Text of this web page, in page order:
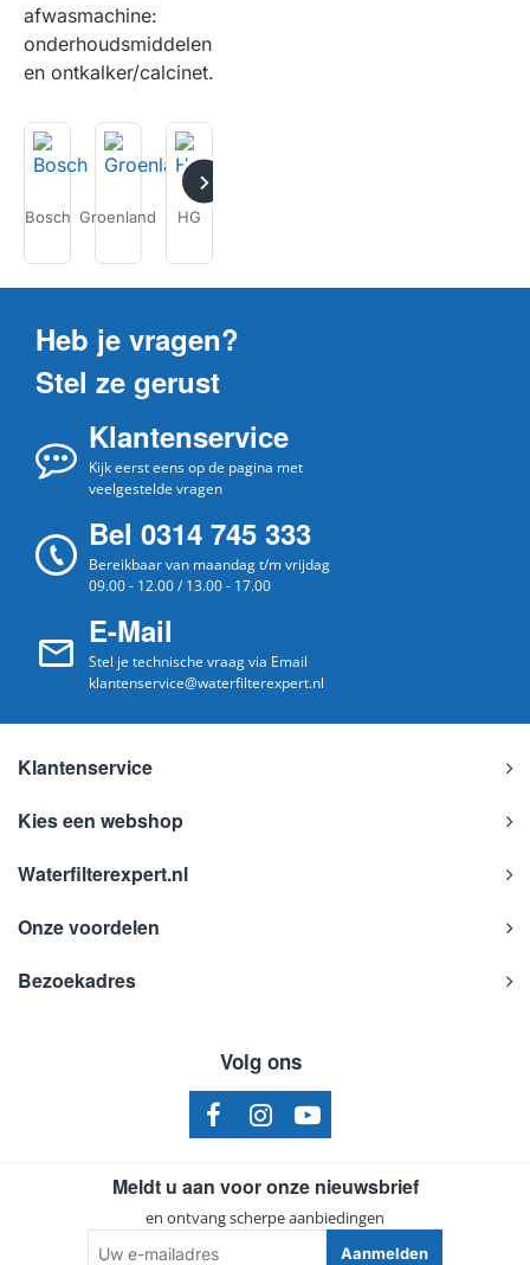
afwasmachine:
onderhoudsmiddelen
en ontkalker/calcinet.
Bosch Groenland HG
Heb je vragen?
Stel ze gerust
Klantenservice
Kijk eerst eens op de pagina met
veelgestelde vragen
Bel 0314 745 333
Bereikbaar van maandag t/m vrijdag
09.00 - 12.00 / 13.00 - 17.00
E-Mail
Stel je technische vraag via Email
klantenservice@waterfilterexpert.nl
Klantenservice
Kies een webshop
Waterfilterexpert.nl
Onze voordelen
Bezoekadres
Volg ons
Meldt u aan voor onze nieuwsbrief
en ontvang scherpe aanbiedingen
e-
Aanmelden